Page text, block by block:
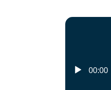
Lecteur
audio
00:00